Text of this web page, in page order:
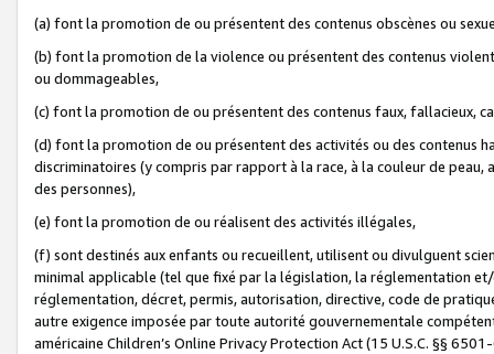
(a) font la promotion de ou présentent des contenus obscènes ou
(b) font la promotion de la violence ou présentent des contenus
ou dommageables,
(c) font la promotion de ou présentent des contenus faux, fallacieux,
(d) font la promotion de ou présentent des activités ou des contenus
discriminatoires (y compris par rapport à la race, à la couleur de
des personnes),
(e) font la promotion de ou réalisent des activités illégales,
(f) sont destinés aux enfants ou recueillent, utilisent ou divulguent
minimal applicable (tel que fixé par la législation, la réglementation
réglementation, décret, permis, autorisation, directive, code de
autre exigence imposée par toute autorité gouvernementale
américaine Children’s Online Privacy Protection Act (15 U.S.C. §§